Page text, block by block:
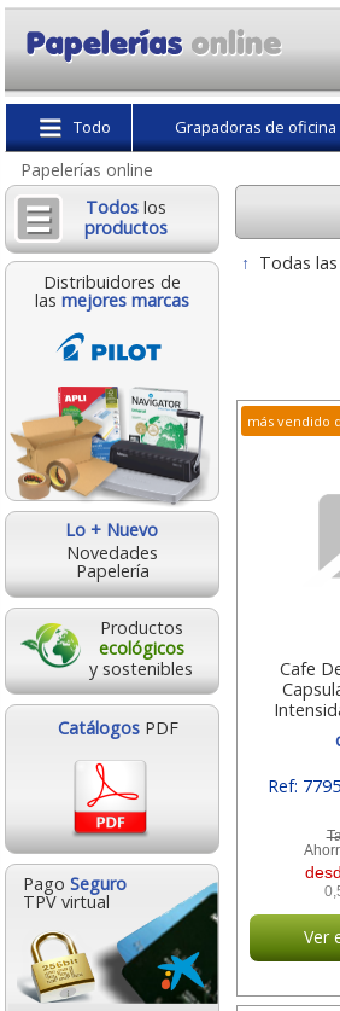
Todo Grapadoras de oficina
Papelerías online
Todos los
productos
Distribuidores de
las mejores marcas
Lo + Nuevo
Novedades
Papelería
Productos
ecológicos
y sostenibles
CatálogosPDF
Pago Seguro
TPV virtual
↑ Todas
más vendido
Cafe
Ref:
Ver